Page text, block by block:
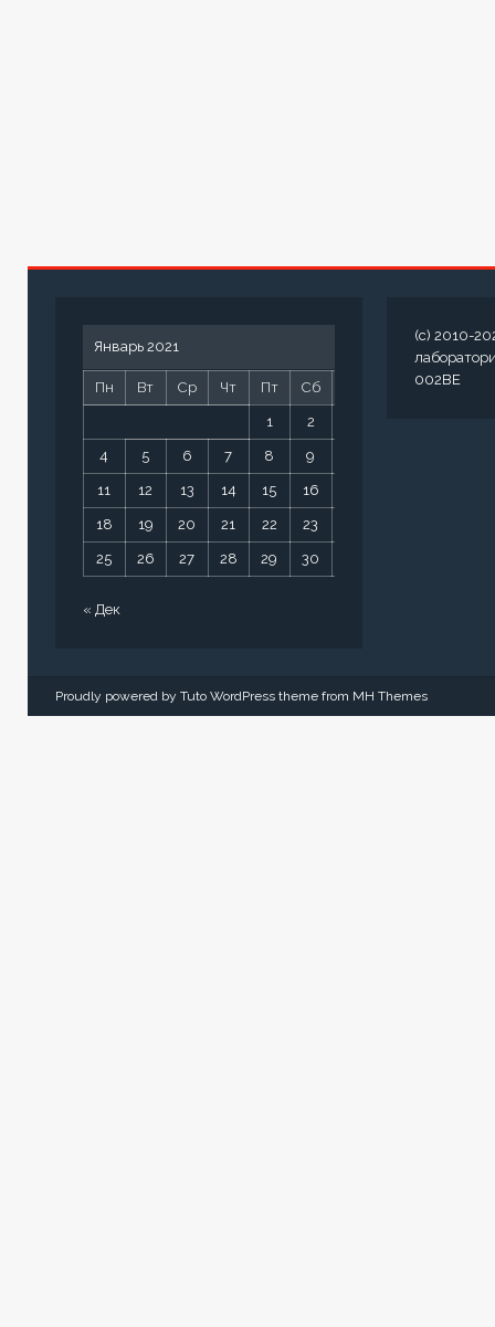
Январь 2021
Пн Вт Ср Чт Пт Сб
1 2
4 5 6 7 8 9
11 12 13 14 15 16
18 19 20 21 22 23
25 26 27 28 29 30
« Дек
(c) 2010-
002BE
Proudly powered by Tuto WordPress theme from MH Themes